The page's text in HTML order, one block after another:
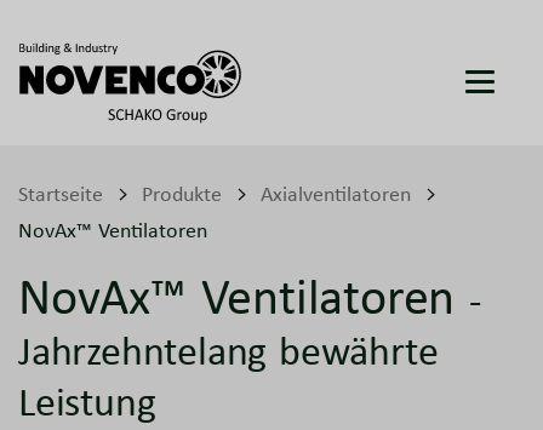
Startseite Produkte
Axialventilatoren
NovAx™ Ventilatoren
NovAx™ Ventilatoren -
Jahrzehntelang bewährte
Leistung